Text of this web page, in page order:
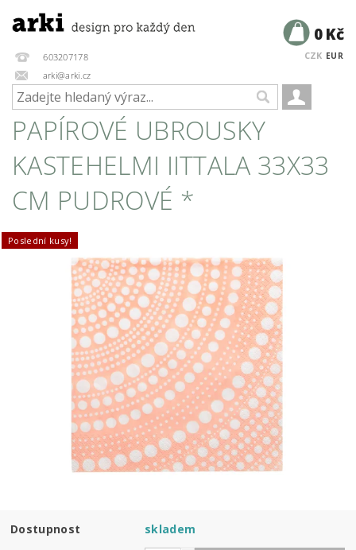
603207178
arki@arki.cz
CZK EUR
0 Kč
PAPÍROVÉ UBROUSKY
KASTEHELMI IITTALA 33X33
CM PUDROVÉ *
Poslední kusy!
Dostupnost skladem